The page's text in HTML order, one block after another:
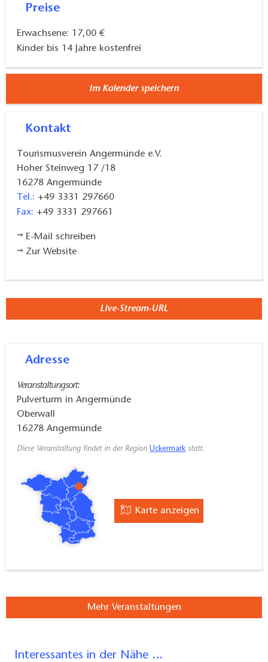
Preise
Erwachsene: 17,00 €
Kinder bis 14 Jahre kostenfrei
Im Kalender speichern
Kontakt
Tourismusverein Angermünde e.V.
Hoher Steinweg 17 /18
16278 Angermünde
Tel.: +49 3331 297660
Fax: +49 3331 297661
E-Mail schreiben
Zur Website
Live-Stream-URL
Adresse
Veranstaltungsort:
Pulverturm in Angermünde
Oberwall
16278 Angermünde
Diese Veranstaltung findet in der Region Uckermark statt.
Karte anzeigen
Mehr Veranstaltungen
Interessantes in der Nähe ...